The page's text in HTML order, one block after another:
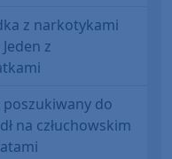
z narkotykami
z
poszukiwany do
na człuchowskim